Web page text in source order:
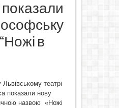
показали
в
театрі
показали нову
назвою «Ножі